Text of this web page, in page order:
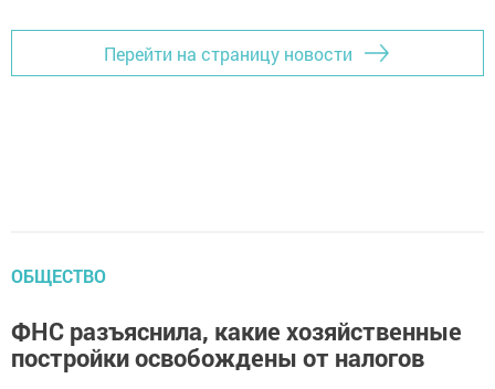
Перейти на страницу новости
ОБЩЕСТВО
ФНС разъяснила, какие хозяйственные
постройки освобождены от налогов